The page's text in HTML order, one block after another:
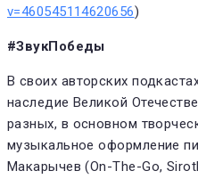
v=460545114620656)
#ЗвукПобеды
В своих авторских
наследие Великой
разных, в основном
музыкальное оформление
Макарычев (On-The-Go,